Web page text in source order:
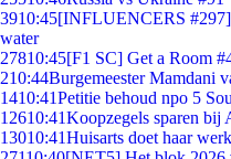
3910:45[INFLUENCERS
water
27810:45[F1 SC] Get a Room
210:44Burgemeester Mamdani
1410:41Petitie behoud npo 5
12610:41Koopzegels sparen bij
13010:41Huisarts doet haar